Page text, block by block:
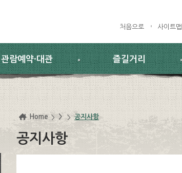
처음으로 사이트맵
관람예약·대관 즐길거리
Home > 공지사항
공지사항